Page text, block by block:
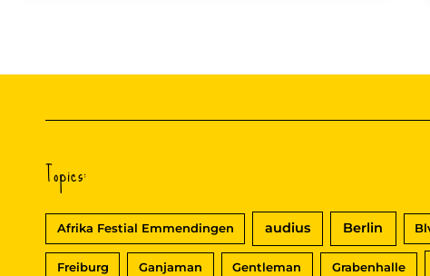
Topics:
Afrika Festial Emmendingen audius Berlin
Freiburg Ganjaman Gentleman Grabenhalle